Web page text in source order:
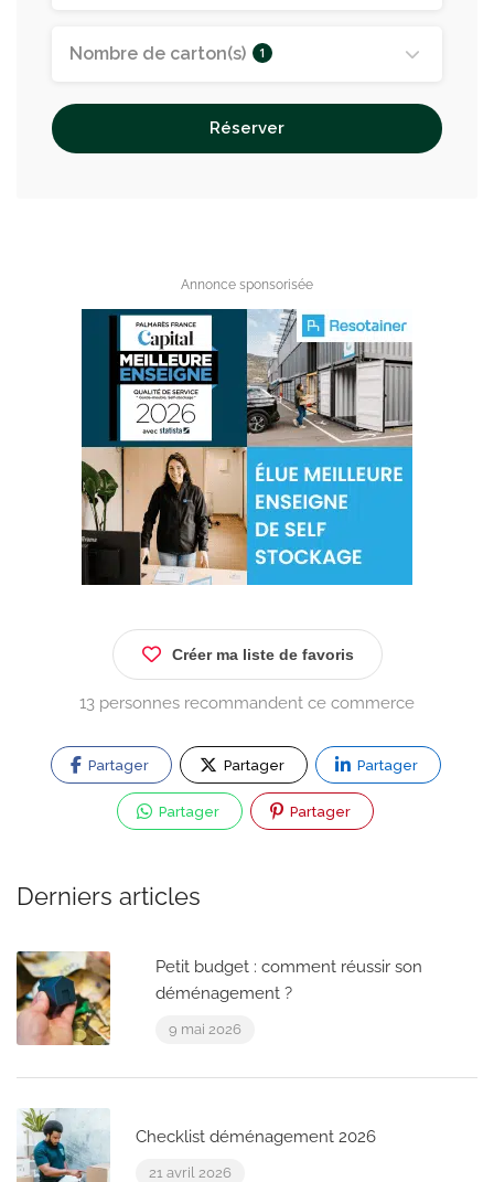
Nombre de carton(s) 1
Réserver
Annonce sponsorisée
Créer ma liste de favoris
13 personnes recommandent ce commerce
Partager Partager Partager
Partager Partager
Derniers articles
Petit budget : comment réussir son
déménagement ?
9 mai 2026
Checklist déménagement 2026
21 avril 2026